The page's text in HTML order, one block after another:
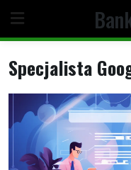
content
Specjalista